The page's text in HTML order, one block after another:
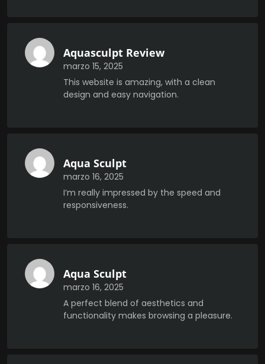
Aquasculpt Review
marzo 15, 2025
This website is amazing, with a clean
design and easy navigation.
Aqua Sculpt
marzo 16, 2025
I’m really impressed by the speed and
responsiveness.
Aqua Sculpt
marzo 16, 2025
A perfect blend of aesthetics and
functionality makes browsing a pleasure.